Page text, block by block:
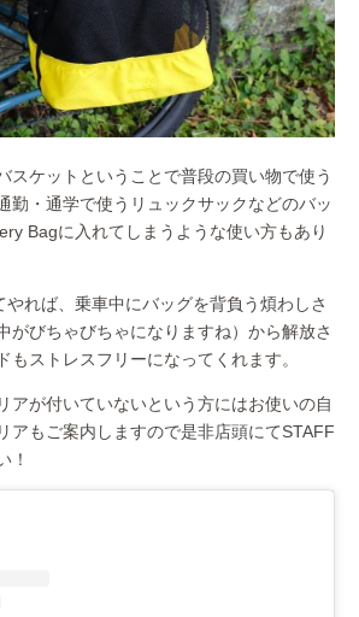
スケットということで普段の買い物で使う
勤・通学で使うリュックサックなどのバッ
Bagに入れてしまうような使い方もあり
れば、乗車中にバッグを背負う煩わしさ
がびちゃびちゃになりますね）から解放さ
もストレスフリーになってくれます。
アが付いていないという方にはお使いの自
アもご案内しますので是非店頭にてSTAFF
！